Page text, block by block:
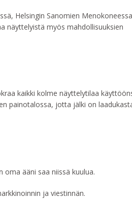
Helsingin Sanomien Menokoneessa
näyttelyistä myös mahdollisuuksien
kaikki kolme näyttelytilaa
painotalossa, jotta jälki on
ääni saa niissä kuulua.
ja viestinnän.